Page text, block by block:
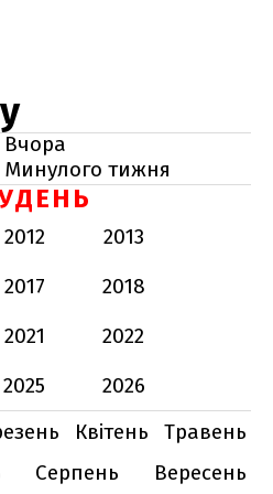
Вчора
Минулого тижня
2012
2013
2017
2018
2021
2022
2025
2026
Квітень
Травень
Серпень Вересень